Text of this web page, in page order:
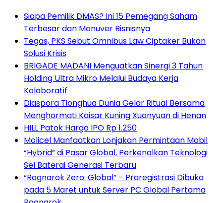
Siapa Pemilik DMAS? Ini 15 Pemegang Saham
Terbesar dan Manuver Bisnisnya
Tegas, PKS Sebut Omnibus Law Ciptaker Bukan
Solusi Krisis
BRIGADE MADANI Menguatkan Sinergi 3 Tahun
Holding Ultra Mikro Melalui Budaya Kerja
Kolaboratif
Diaspora Tionghua Dunia Gelar Ritual Bersama
Menghormati Kaisar Kuning Xuanyuan di Henan
HILL Patok Harga IPO Rp 1.250
Molicel Manfaatkan Lonjakan Permintaan Mobil
“Hybrid” di Pasar Global, Perkenalkan Teknologi
Sel Baterai Generasi Terbaru
“Ragnarok Zero: Global” – Praregistrasi Dibuka
pada 5 Maret untuk Server PC Global Pertama